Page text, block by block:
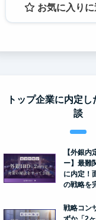
お気に入り
トップ企業に内定
談
【外銀内
ー】最難
に内定！
の戦略を
戦略コン